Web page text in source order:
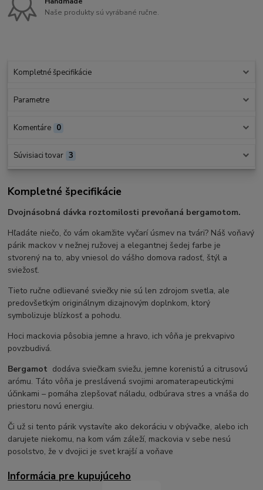
Naše produkty sú vyrábané ručne.
Kompletné špecifikácie
Parametre
Komentáre 0
Súvisiaci tovar 3
Kompletné špecifikácie
Dvojnásobná dávka roztomilosti prevoňaná bergamotom.
Hľadáte niečo, čo vám okamžite vyčarí úsmev na tvári? Náš voňavý
párik mackov v nežnej ružovej a elegantnej šedej farbe je
stvorený na to, aby vniesol do vášho domova radosť, štýl a
sviežosť.
Tieto ručne odlievané sviečky nie sú len zdrojom svetla, ale
predovšetkým originálnym dizajnovým doplnkom, ktorý
symbolizuje blízkosť a pohodu.
Hoci mackovia pôsobia jemne a hravo, ich vôňa je prekvapivo
povzbudivá.
Bergamot dodáva sviečkam sviežu, jemne korenistú a citrusovú
arómu. Táto vôňa je preslávená svojimi aromaterapeutickými
účinkami – pomáha zlepšovať náladu, odbúrava stres a vnáša do
priestoru novú energiu.
Či už si tento párik vystavíte ako dekoráciu v obývačke, alebo ich
darujete niekomu, na kom vám záleží, mackovia v sebe nesú
posolstvo, že v dvojici je svet krajší a voňave
Informácia pre kupujúceho